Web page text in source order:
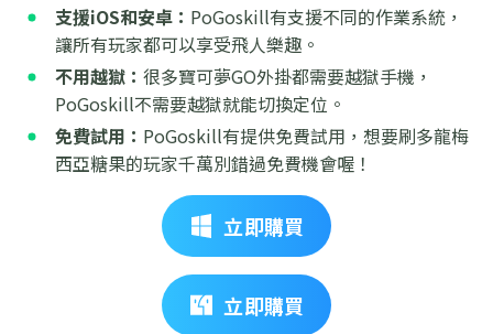
支援iOS和安卓： PoGoskill有支援不同的作業系統，
讓所有玩家都可以享受飛人樂趣。
不用越獄： 很多寶可夢GO外掛都需要越獄手機，
PoGoskill不需要越獄就能切換定位。
免費試用： PoGoskill有提供免費試用，想要刷多龍梅
西亞糖果的玩家千萬別錯過免費機會喔！
立即購買
立即購買